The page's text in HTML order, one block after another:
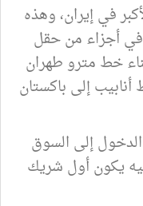
في إيران، وهذه
في أجزاء من حقل
خط مترو طهران
خط أنابيب إلى باكستان
إلى السوق
يكون أول شريك